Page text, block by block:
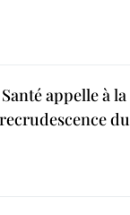
appelle à la
du